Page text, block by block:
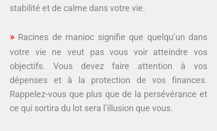
stabilité et de calme dans votre vie.
Racines de manioc signifie que quelqu’un dans
votre vie ne veut pas vous voir atteindre vos
objectifs. Vous devez faire attention à vos
dépenses et à la protection de vos finances.
Rappelez-vous que plus que de la persévérance et
ce qui sortira du lot sera l’illusion que vous.